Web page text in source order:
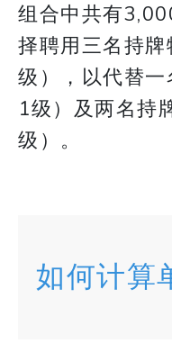
组合中共有
择聘用三名持
级），以代替
1级）及两名持
级）。
如何计算